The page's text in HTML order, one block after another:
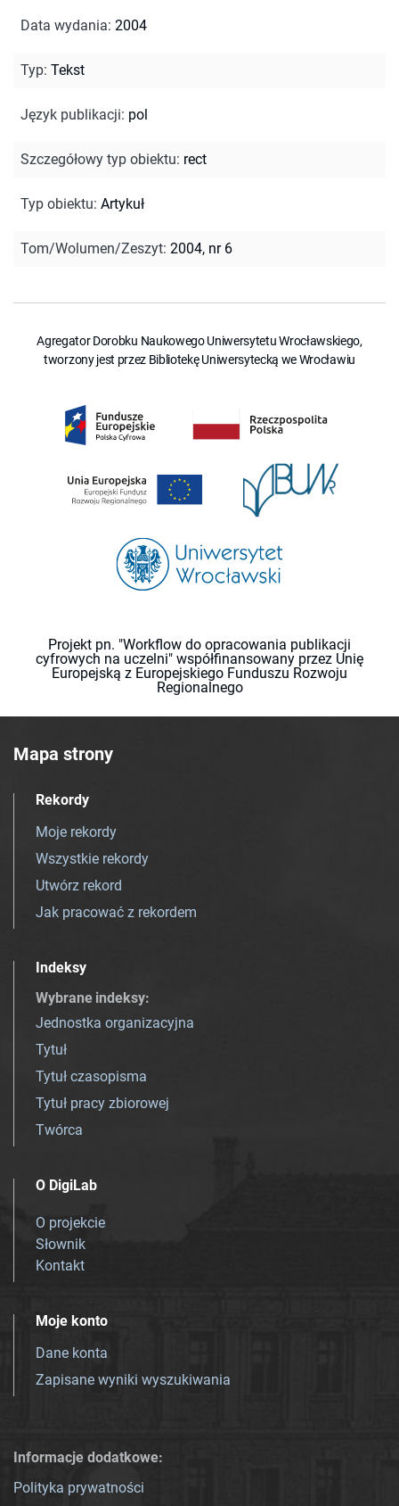
Data wydania: 2004
Typ: Tekst
Język publikacji: pol
Szczegółowy typ obiektu: rect
Typ obiektu: Artykuł
Tom/Wolumen/Zeszyt: 2004, nr 6
Agregator Dorobku Naukowego Uniwersytetu Wrocławskiego,
tworzony jest przez Bibliotekę Uniwersytecką we Wrocławiu
Projekt pn. "Workflow do opracowania publikacji
cyfrowych na uczelni" współfinansowany przez Unię
Europejską z Europejskiego Funduszu Rozwoju
Regionalnego
Mapa strony
Rekordy
Moje rekordy
Wszystkie rekordy
Utwórz rekord
Jak pracować z rekordem
Indeksy
Wybrane indeksy:
Jednostka organizacyjna
Tytuł
Tytuł czasopisma
Tytuł pracy zbiorowej
Twórca
O DigiLab
O projekcie
Słownik
Kontakt
Moje konto
Dane konta
Zapisane wyniki wyszukiwania
Informacje dodatkowe:
Polityka prywatności